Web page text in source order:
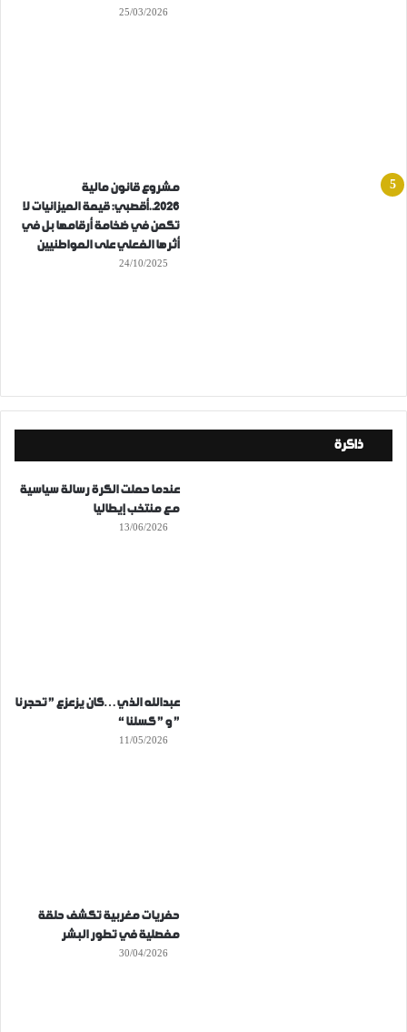
25/03/2026
مشروع قانون مالية
2026..أقصبي: قيمة الميزانيات لا
تكمن في ضخامة أرقامها بل في
أثرها الفعلي على المواطنيين
24/10/2025
ذاكرة
عندما حملت الكرة رسالة سياسية
مع منتخب إيطاليا
13/06/2026
عبدالله الذي…كان يزعزع ” تحجرنا
” و ” كسلنا “
11/05/2026
حفريات مغربية تكشف حلقة
مفصلية في تطور البشر
30/04/2026